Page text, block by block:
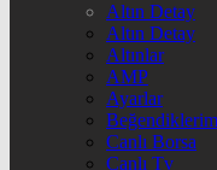
Altın Detay
Altın Detay
Altınlar
AMP
Ayarlar
Beğendiklerim
Canlı Borsa
Canlı Tv